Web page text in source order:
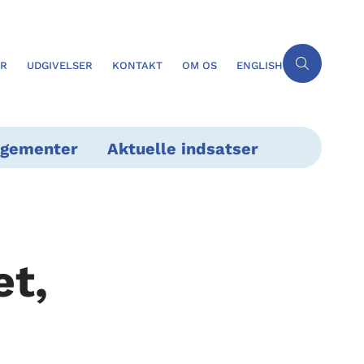
UDGIVELSER KONTAKT OM OS ENGLISH
Aktuelle indsatser